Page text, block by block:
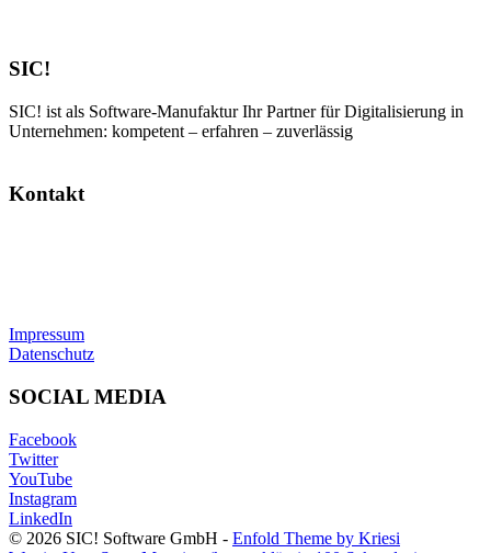
SIC!
SIC! ist als Software-Manufaktur Ihr Partner für Digitalisierung in
Unternehmen: kompetent – erfahren – zuverlässig
Kontakt
Impressum
Datenschutz
SOCIAL MEDIA
Facebook
Twitter
YouTube
Instagram
LinkedIn
© 2026 SIC! Software GmbH - Enfold Theme by Kriesi